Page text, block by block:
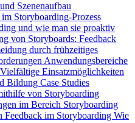
Szenenaufbau
Storyboarding-Prozess
und wie man sie proaktiv
von Storyboards: Feedback
durch frühzeitiges
Anwendungsbereiche
Vielfältige Einsatzmöglichkeiten
Bildung Case Studies
von Storyboarding
im Bereich Storyboarding
Feedback im Storyboarding Wie